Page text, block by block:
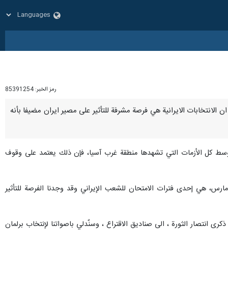
رمز الخبر: 85391254
ان الانتخابات الايرانية هي فرصة مشرفة للتأثير على مصير ايران مضيفا بأنه
وسط كل الأزمات التي تشهدها منطقة غرب آسيا، فإن ذلك يعتمد على وقوف
هي إحدى فترات الامتحان للشعب الإيراني وقد وجدنا الفرصة للتأثير
الثورة ، الى صناديق الاقتراع ، وسنٌدلي باصواتنا لإنتخاب برلمان